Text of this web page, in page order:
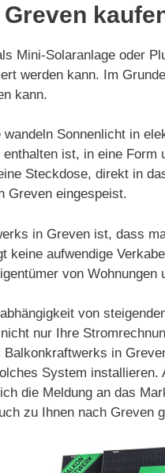
Mini-Solaranlage oder
werden kann. Im
kann.
Sonnenlicht in
ist, in eine
Steckdose, direkt in
Greven eingespeist.
in Greven ist, dass
keine aufwendige
von Wohnungen
von
nur Ihre
in
System
die Meldung an das
zu Ihnen nach Greven